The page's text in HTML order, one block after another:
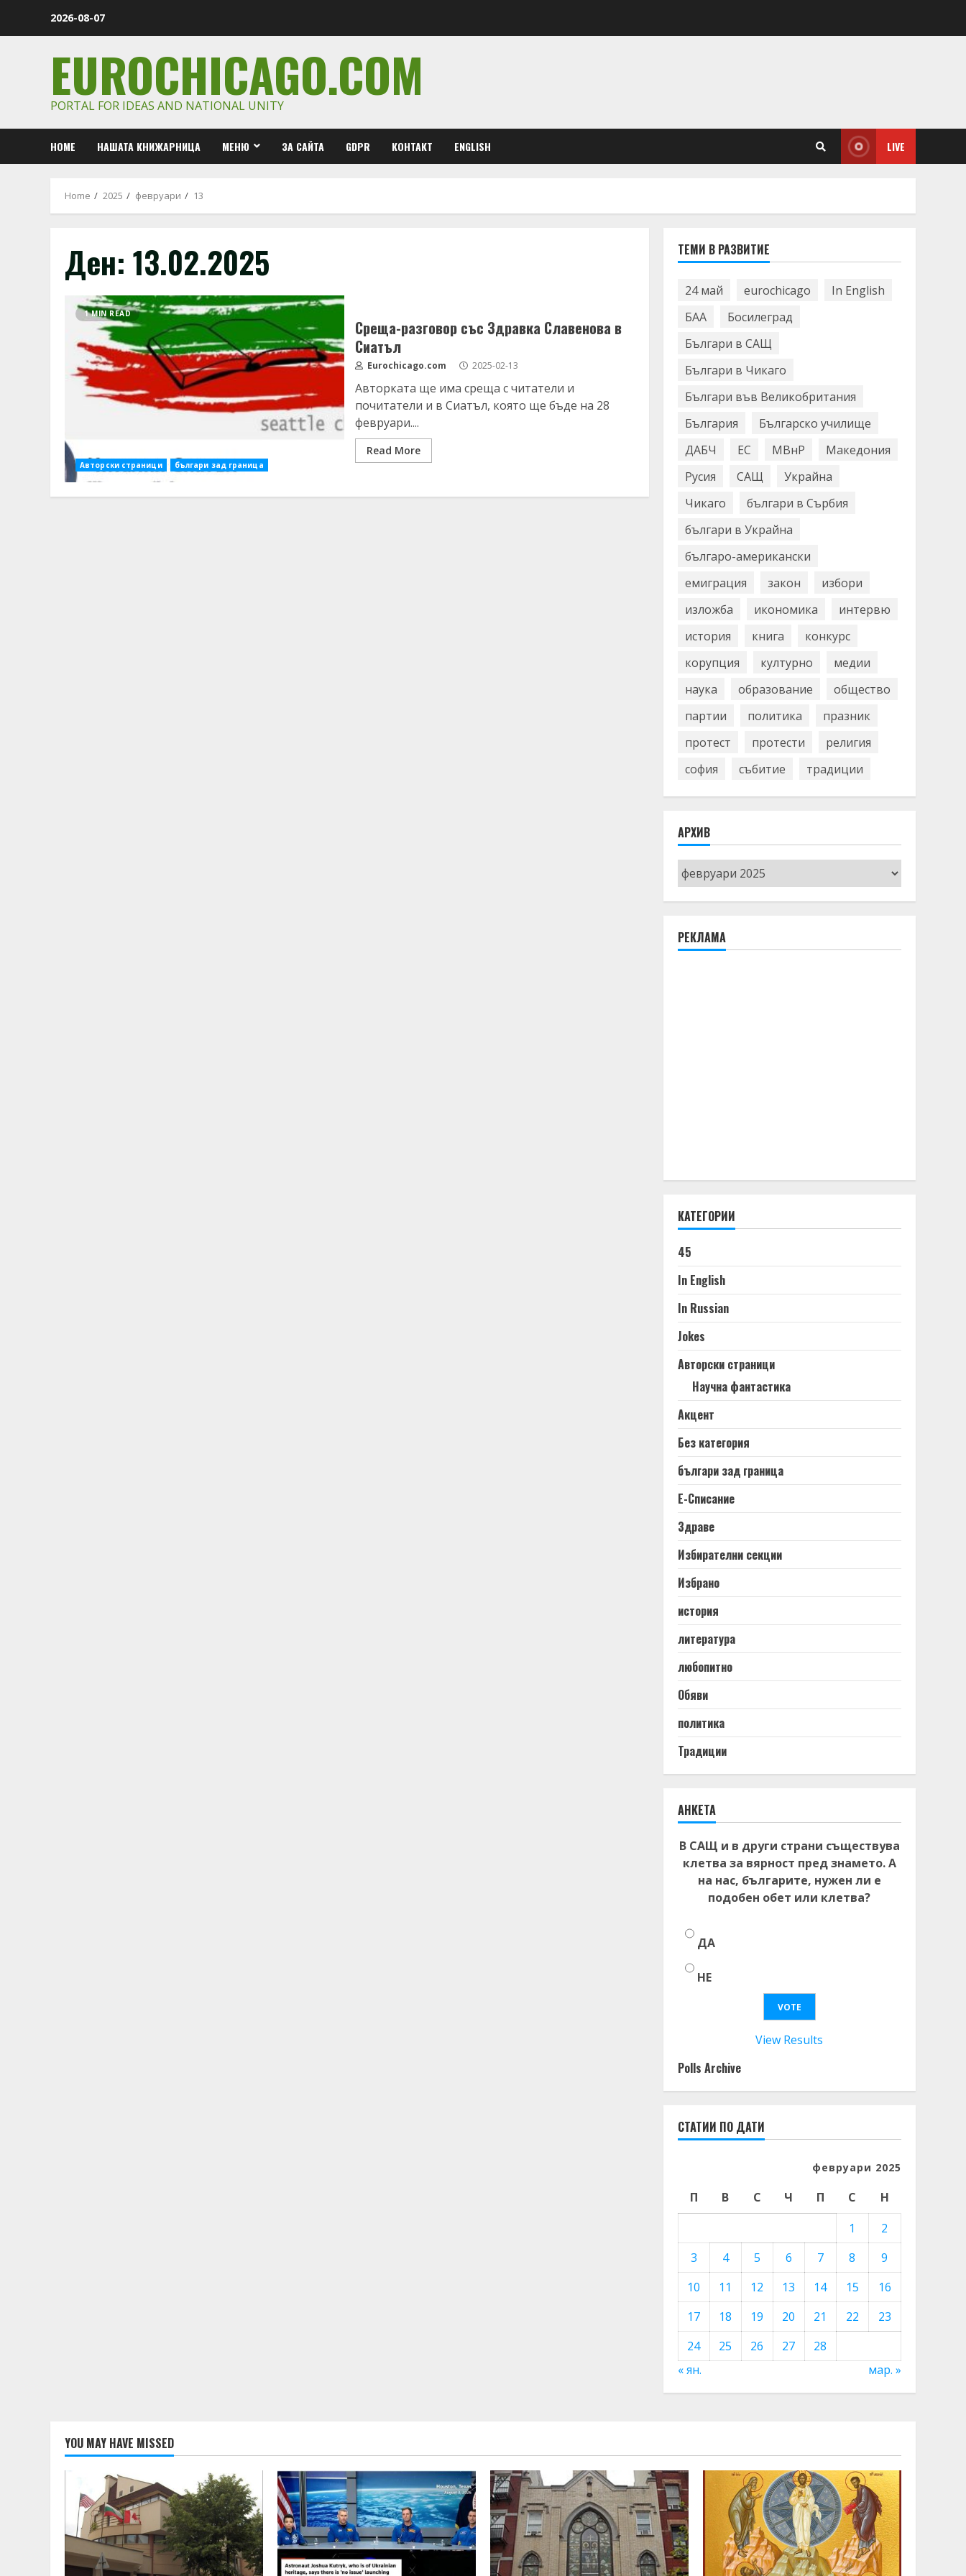
2026-08-07
EUROCHICAGO.COM
PORTAL FOR IDEAS AND NATIONAL UNITY
HOME НАШАТА КНИЖАРНИЦА МЕНЮ ЗА САЙТА GDPR КОНТАКТ ENGLISH LIVE
Home 2025 февруари 13
Ден: 13.02.2025
1 MIN READ
Авторски страници българи зад граница
Среща-разговор със Здравка Славенова в
Сиатъл
Eurochicago.com 2025-02-13
Авторката ще има среща с читатели и
почитатели и в Сиатъл, която ще бъде на 28
февруари....
Read More
ТЕМИ В РАЗВИТИЕ
24 май eurochicago
In English
БАА
Босилеград
Българи в САЩ
Българи в Чикаго
Българи във Великобритания
България
Българско училище
ДАБЧ
ЕС МВнР
Македония
Русия
САЩ
Украйна
Чикаго
българи в Сърбия
българи в Украйна
българо-американски
емиграция
закон
избори
изложба
икономика
интервю
история
книга
конкурс
корупция
културно
медии
наука
образование
общество
партии
политика
празник
протест
протести
религия
софия
събитие традиции
АРХИВ
Архив
РЕКЛАМА
КАТЕГОРИИ
45
In English
In Russian
Jokes
Авторски страници
Научна фантастика
Акцент
Без категория
българи зад граница
Е-Списание
Здраве
Избирателни секции
Избрано
история
литература
любопитно
Обяви
политика
Традиции
АНКЕТА
В САЩ и в други страни съществува
клетва за вярност пред знамето. А
на нас, българите, нужен ли е
подобен обет или клетва?
ДА
НЕ
View Results
Polls Archive
СТАТИИ ПО ДАТИ
февруари 2025
П В С Ч П С
Н
1
2
3
4 5 6 7 8
9
10
11 12 13 14 15
16
17
18 19 20 21 22
23
24
25 26 27
28
« ян.
мар. »
YOU MAY HAVE MISSED